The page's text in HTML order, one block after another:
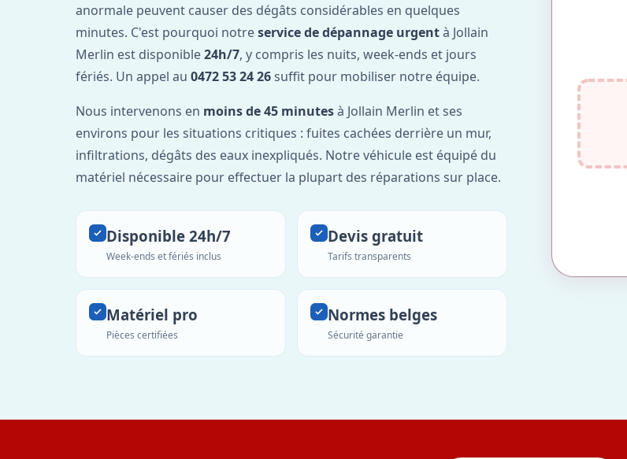
anormale peuvent causer des dégâts considérables en quelques
minutes. C'est pourquoi notreservice de dépannage urgentà Jollain
Merlin est disponible24h/7, y compris les nuits, week-ends et jours
fériés. Un appel au 0472 53 24 26suffit pour mobiliser notre équipe.
Nous intervenons en moins de 45 minutesà Jollain Merlin et ses
environs pour les situations critiques : fuites cachées derrière un mur,
infiltrations, dégâts des eaux inexpliqués. Notre véhicule est équipé du
matériel nécessaire pour effectuer la plupart des réparations sur place.
Disponible 24h/7
Week-ends et fériés inclus
Devis gratuit
Tarifs transparents
Matériel pro
Pièces certifiées
Normes belges
Sécurité garantie